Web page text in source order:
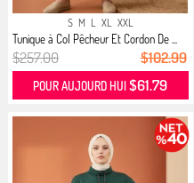
S M L XL XXL
Tunique à Col Pêcheur Et Cordon De ...
$257.00 $102.99
POUR AUJOURD HUI$61.79